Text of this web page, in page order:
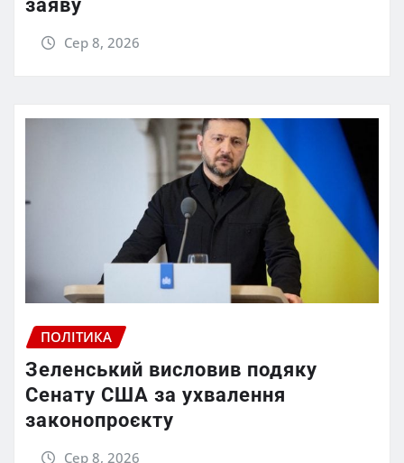
заяву
Сер 8, 2026
ПОЛІТИКА
Зеленський висловив подяку
Сенату США за ухвалення
законопроєкту
Сер 8, 2026